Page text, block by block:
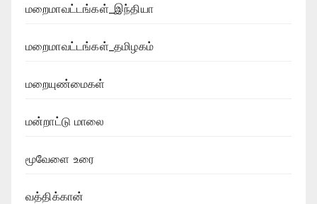
மறைமாவட்டங்கள்_இந்தியா
மறைமாவட்டங்கள்_தமிழகம்
மறையுண்மைகள்
மன்றாட்டு மாலை
மூவேளை உரை
வத்திக்கான்